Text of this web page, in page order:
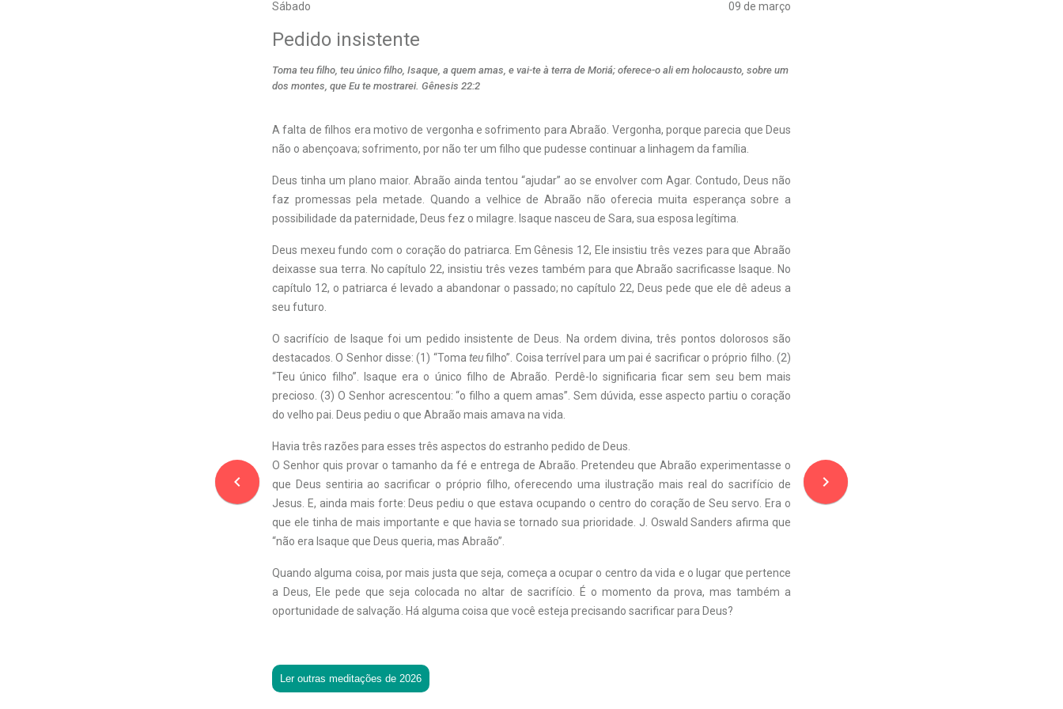
Sábado 09 de março
navigate_before
Pedido insistente
Toma teu filho, teu único filho, Isaque, a quem amas, e vai-te à terra de Moriá; oferece-o ali em holocausto, sobre um
dos montes, que Eu te mostrarei. Gênesis 22:2
A falta de filhos era motivo de vergonha e sofrimento para Abraão. Vergonha, porque parecia que Deus
não o abençoava; sofrimento, por não ter um filho que pudesse continuar a linhagem da família.
Deus tinha um plano maior. Abraão ainda tentou “ajudar” ao se envolver com Agar. Contudo, Deus não
faz promessas pela metade. Quando a velhice de Abraão não oferecia muita esperança sobre a
possibilidade da paternidade, Deus fez o milagre. Isaque nasceu de Sara, sua esposa legítima.
Deus mexeu fundo com o coração do patriarca. Em Gênesis 12, Ele insistiu três vezes para que Abraão
deixasse sua terra. No capítulo 22, insistiu três vezes também para que Abraão sacrificasse Isaque. No
capítulo 12, o patriarca é levado a abandonar o passado; no capítulo 22, Deus pede que ele dê adeus a
seu futuro.
O sacrifício de Isaque foi um pedido insistente de Deus. Na ordem divina, três pontos dolorosos são
destacados. O Senhor disse: (1) “Toma teufilho”. Coisa terrível para um pai é sacrificar o próprio filho. (2)
“Teu único filho”. Isaque era o único filho de Abraão. Perdê-lo significaria ficar sem seu bem mais
precioso. (3) O Senhor acrescentou: “o filho a quem amas”. Sem dúvida, esse aspecto partiu o coração
do velho pai. Deus pediu o que Abraão mais amava na vida.
Havia três razões para esses três aspectos do estranho pedido de Deus.
O Senhor quis provar o tamanho da fé e entrega de Abraão. Pretendeu que Abraão experimentasse o
que Deus sentiria ao sacrificar o próprio filho, oferecendo uma ilustração mais real do sacrifício de
Jesus. E, ainda mais forte: Deus pediu o que estava ocupando o centro do coração de Seu servo. Era o
que ele tinha de mais importante e que havia se tornado sua prioridade. J. Oswald Sanders afirma que
“não era Isaque que Deus queria, mas Abraão”.
Quando alguma coisa, por mais justa que seja, começa a ocupar o centro da vida e o lugar que pertence
a Deus, Ele pede que seja colocada no altar de sacrifício. É o momento da prova, mas também a
oportunidade de salvação. Há alguma coisa que você esteja precisando sacrificar para Deus?
Ler outras meditações de 2026
navigate_next